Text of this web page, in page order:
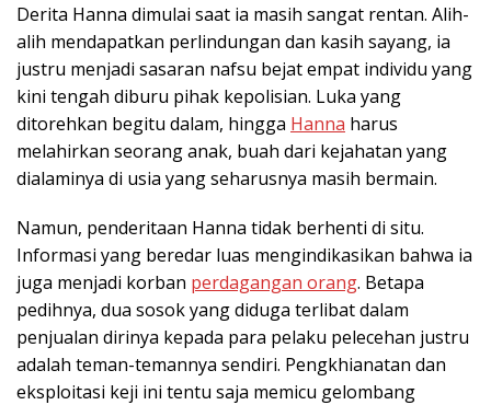
Derita Hanna dimulai saat ia masih sangat rentan. Alih-
alih mendapatkan perlindungan dan kasih sayang, ia
justru menjadi sasaran nafsu bejat empat individu yang
kini tengah diburu pihak kepolisian. Luka yang
ditorehkan begitu dalam, hingga Hanna harus
melahirkan seorang anak, buah dari kejahatan yang
dialaminya di usia yang seharusnya masih bermain.
Namun, penderitaan Hanna tidak berhenti di situ.
Informasi yang beredar luas mengindikasikan bahwa ia
juga menjadi korban perdagangan orang. Betapa
pedihnya, dua sosok yang diduga terlibat dalam
penjualan dirinya kepada para pelaku pelecehan justru
adalah teman-temannya sendiri. Pengkhianatan dan
eksploitasi keji ini tentu saja memicu gelombang